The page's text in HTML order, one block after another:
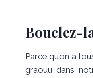
Bouclez-
Parce qu’on a
graouu dans